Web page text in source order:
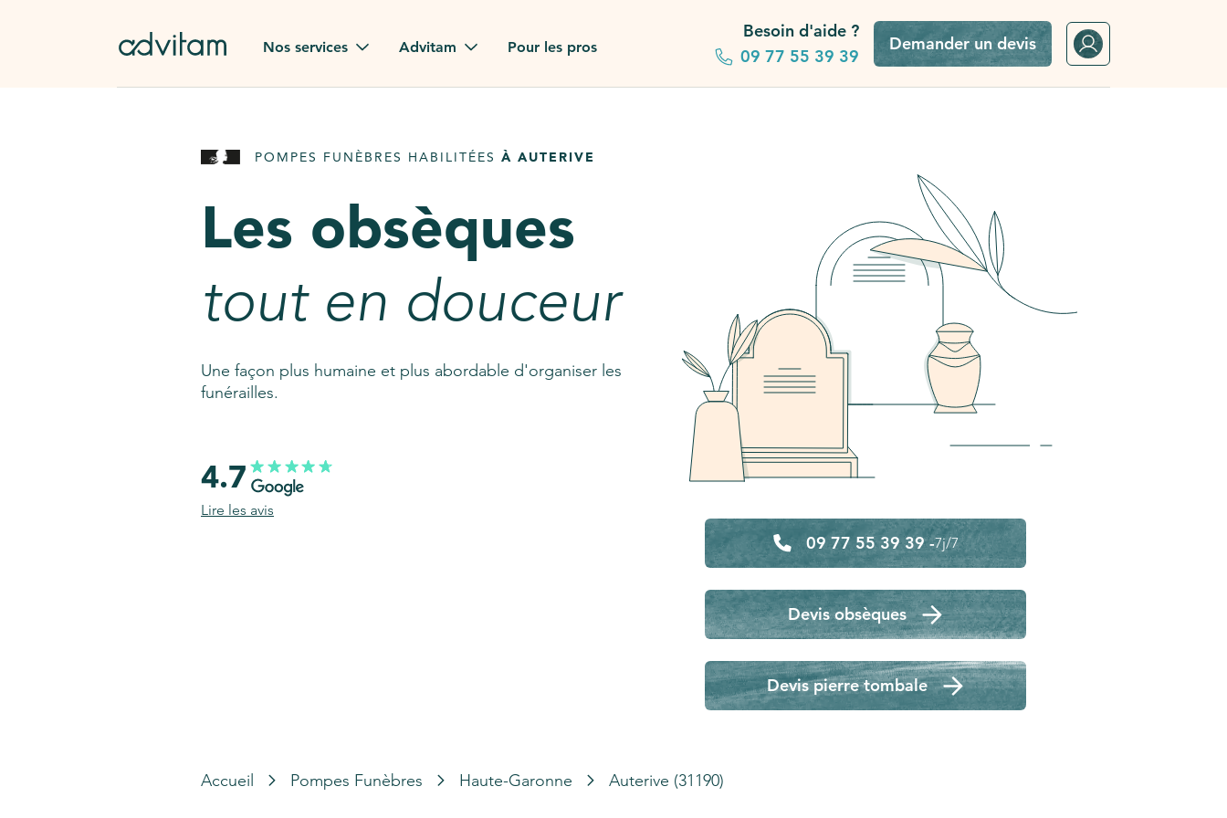
Nos services
Rapatriement à
Pierre tombale
AssistGPT
Nos services en plus
Advitam
Advitam dans la presse
Consultez notre FAQ
Pour les pros
Besoin d'aide ?
09 77 55 39 39
Demander un devis
POMPES FUNÈBRES HABILITÉES À AUTERIVE
Les obsèques
tout en douceur
Une façon plus humaine et plus abordable d'organiser les
funérailles.
09 77 55 39 39 -7j/7
Devis obsèques
Devis pierre tombale
4.7
Lire les avis
Accueil Pompes Funèbres Haute-Garonne Auterive (31190)